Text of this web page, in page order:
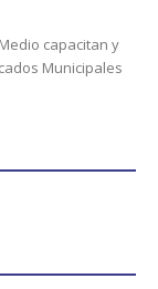
capacitan y
Municipales